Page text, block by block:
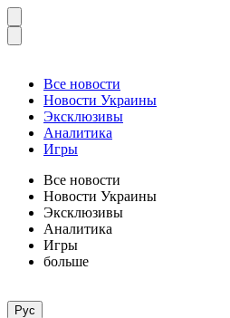
Все новости
Новости Украины
Эксклюзивы
Аналитика
Игры
Все новости
Новости Украины
Эксклюзивы
Аналитика
Игры
больше
Рус